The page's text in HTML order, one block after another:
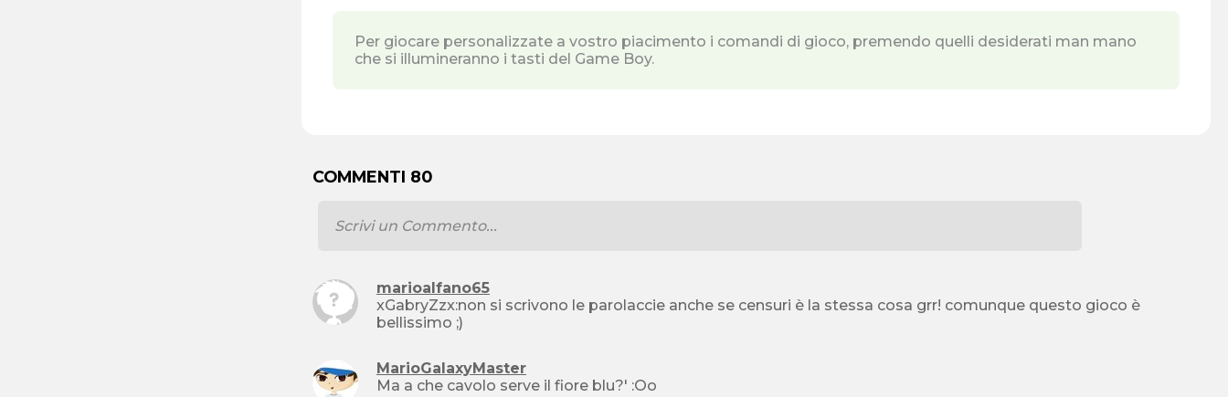
Per giocare personalizzate a vostro piacimento i comandi di gioco, premendo quelli desiderati man mano
che si illumineranno i tasti del Game Boy.
COMMENTI 80
marioalfano65
xGabryZzx:non si scrivono le parolaccie anche se censuri è la stessa cosa grr! comunque questo gioco è
bellissimo ;)
MarioGalaxyMaster
Ma a che cavolo serve il fiore blu?' :Oo